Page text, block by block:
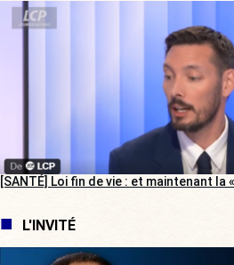
[SANTÉ] Loi fin de vie : et maintenant
L'INVITÉ